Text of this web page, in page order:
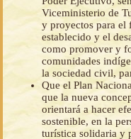
Viceministerio de
y proyectos para el
establecido y el
como promover y
comunidades
la sociedad civil,
Que el Plan
que la nueva
orientará a hacer
sostenible, en la
turística solidaria y